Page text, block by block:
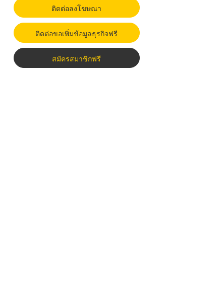
ติดต่อลงโฆษณา
ติดต่อขอเพิ่มข้อมูลธุรกิจฟรี
สมัครสมาชิกฟรี